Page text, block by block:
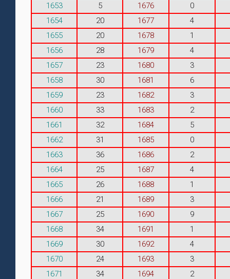
1653
5 1676
0
1654
20 1677
4
1655
20 1678
1
1656
28 1679
4
1657
23 1680
3
1658
30 1681
6
1659
23 1682
3
1660
33 1683
2
1661
32 1684
5
1662
31 1685
0
1663
36 1686
2
1664
25 1687
4
1665
26 1688
1
1666
21 1689
3
1667
25 1690
9
1668
34 1691
1
1669
30 1692
4
1670
24 1693
3
1671
34 1694
2